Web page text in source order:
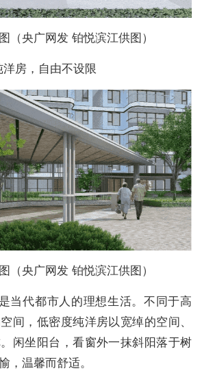
（央广网发 铂悦滨江供图）
房，自由不设限
（央广网发 铂悦滨江供图）
当代都市人的理想生活。不同于高
间，低密度纯洋房以宽绰的空间、
闲坐阳台，看窗外一抹斜阳落于树
，温馨而舒适。